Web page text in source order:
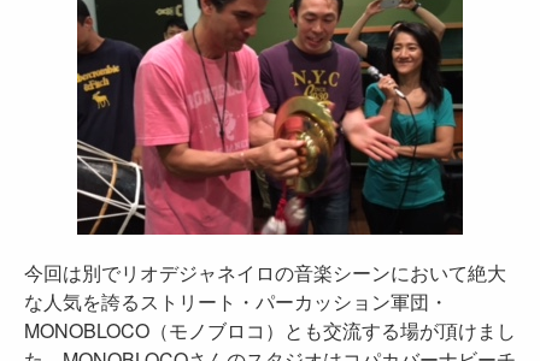
今回は別でリオデジャネイロの音楽シーンにおいて絶大
な人気を誇るストリート・パーカッション軍団・
MONOBLOCO（モノブロコ）とも交流する場が頂けまし